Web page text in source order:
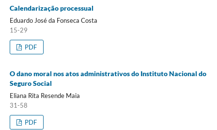
Calendarização processual
Eduardo José da Fonseca Costa
15-29
PDF
O dano moral nos atos administrativos do Instituto Nacional do
Seguro Social
Eliana Rita Resende Maia
31-58
PDF